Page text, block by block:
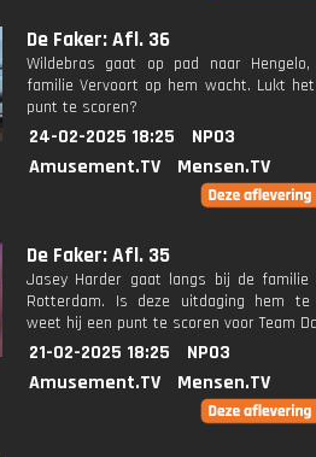
De Faker: Afl. 36
Wildebras gaat op pad naar
familie Vervoort op hem wacht. Lukt
punt te scoren?
24-02-2025 18:25
NPO3
Amusement.TV
Mensen.TV
De Faker: Afl. 35
Jasey Harder gaat langs bij de familie
Rotterdam. Is deze uitdaging hem
weet hij een punt te scoren voor Team
21-02-2025 18:25
NPO3
Amusement.TV
Mensen.TV